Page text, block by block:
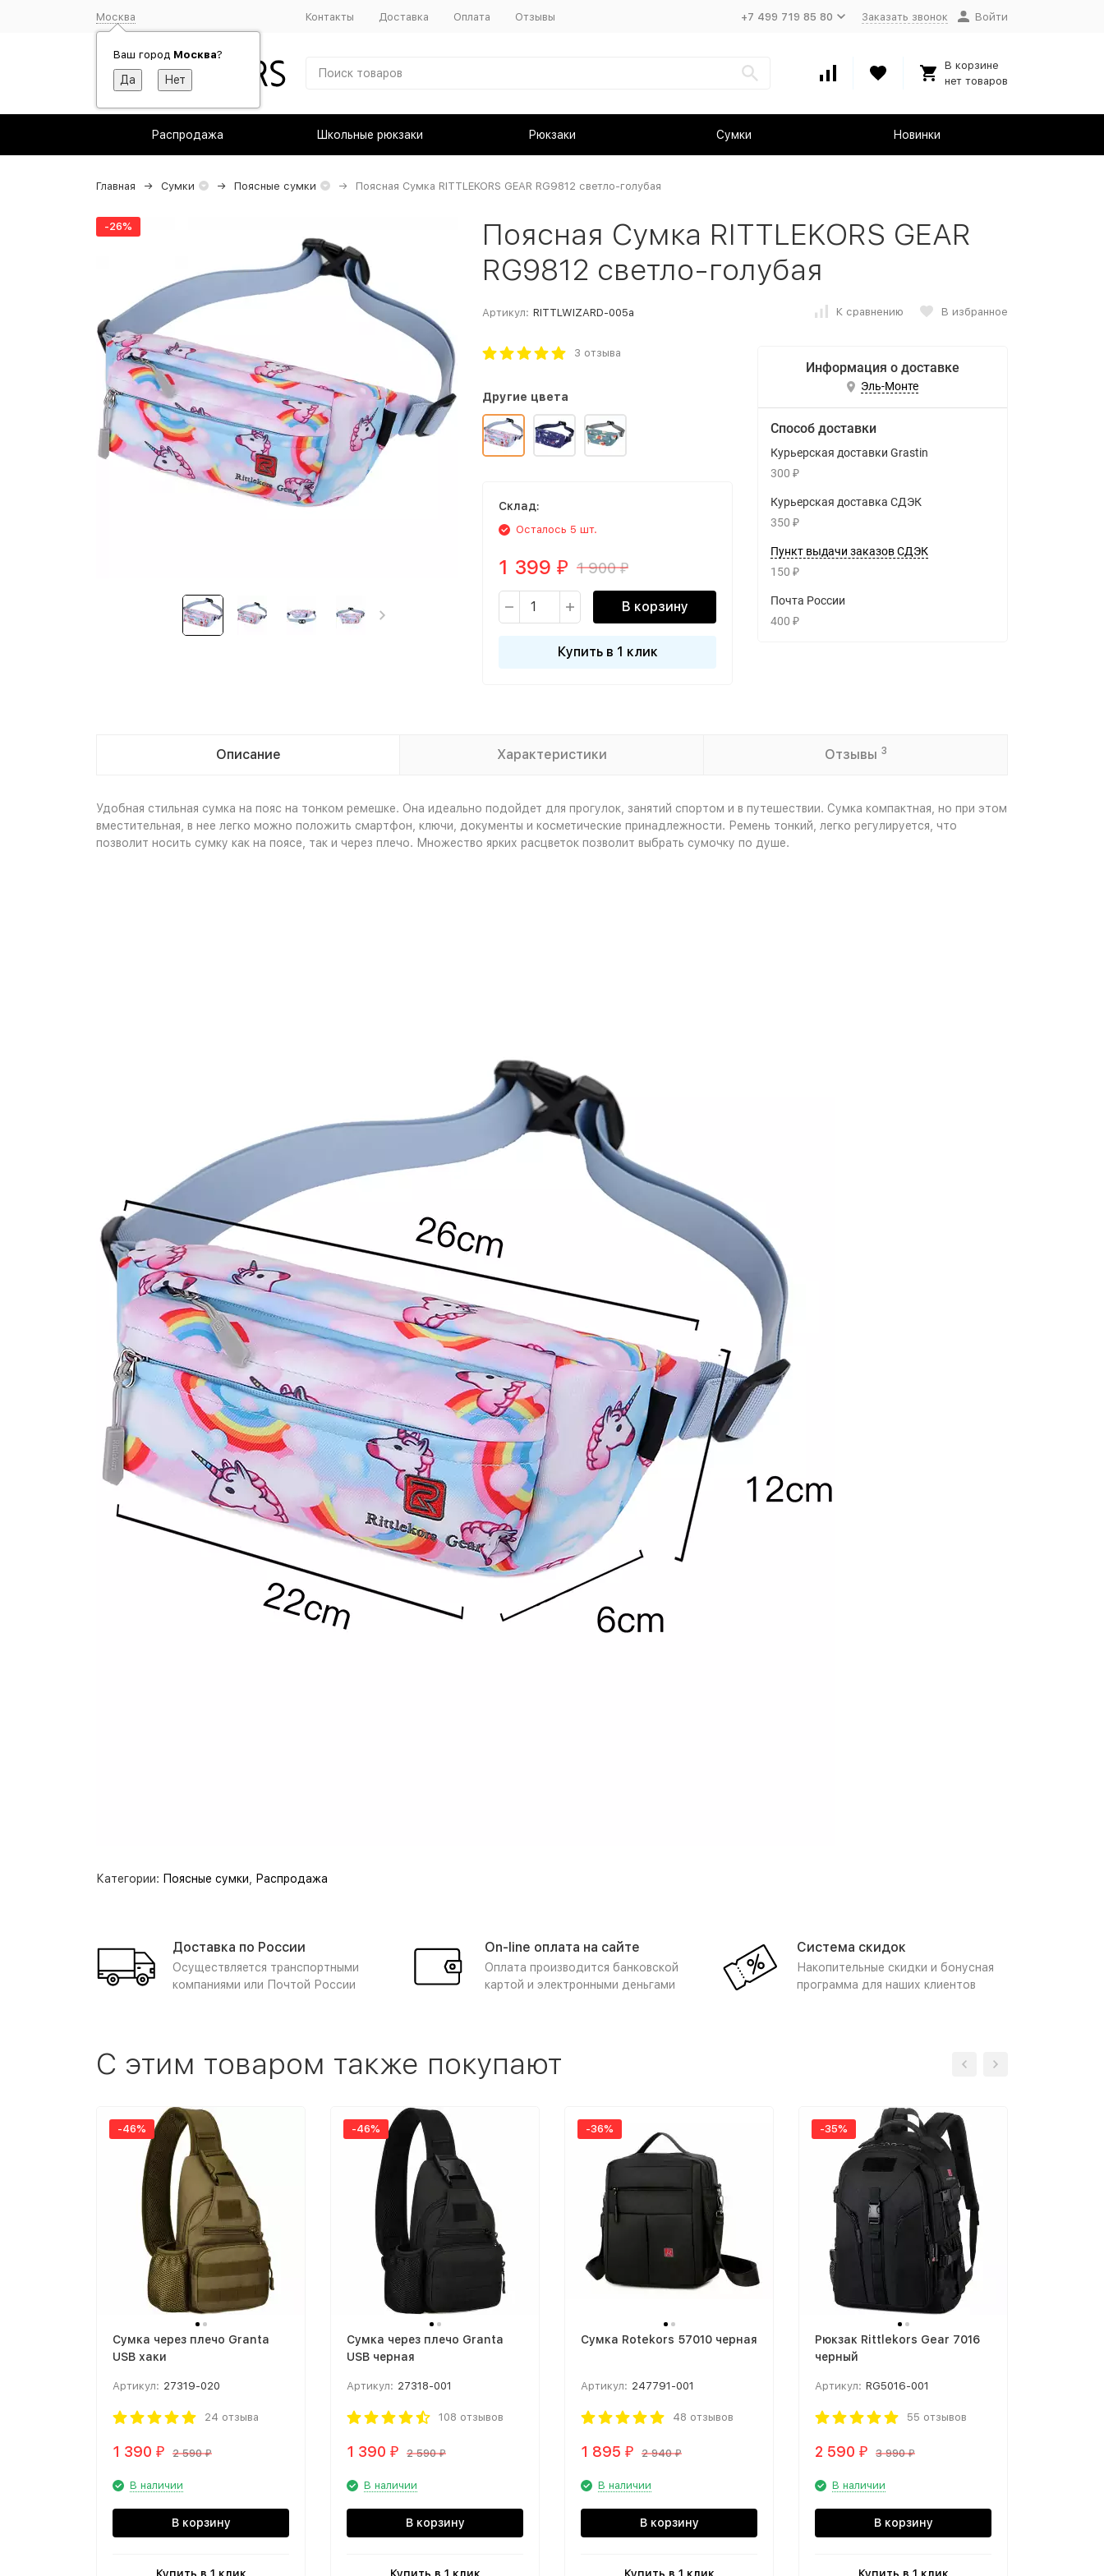
Москва
Ваш город Москва?
Контакты Доставка Оплата Отзывы +7 499 719 85 80 Заказать звонок Войти
В корзине
нет товаров
Распродажа Школьные рюкзаки Рюкзаки Сумки Новинки
Главная Сумки Поясные сумки Поясная Сумка RITTLEKORS GEAR RG9812 светло-голубая
-26%
Поясная Сумка RITTLEKORS GEAR
RG9812 светло-голубая
Артикул: RITTLWIZARD-005a К сравнению В избранное
3 отзыва
Другие цвета
Склад:
Осталось 5 шт.
1 399 ₽ 1 900₽
В корзину
Купить в 1 клик
Информация о доставке
Эль-Монте
Способ доставки
Курьерская доставки Grastin
300 ₽
Курьерская доставка СДЭК
350 ₽
Пункт выдачи заказов СДЭК
150 ₽
Почта России
400 ₽
Описание Характеристики Отзывы 3
Удобная стильная сумка на пояс на тонком ремешке. Она идеально подойдет для прогулок, занятий спортом и в путешествии. Сумка компактная, но при этом
вместительная, в нее легко можно положить смартфон, ключи, документы и косметические принадлежности. Ремень тонкий, легко регулируется, что
позволит носить сумку как на поясе, так и через плечо. Множество ярких расцветок позволит выбрать сумочку по душе.
Категории: Поясные сумки Распродажа
Доставка по России
Осуществляется транспортными
компаниями или Почтой России
On-line оплата на сайте
Оплата производится банковской
картой и электронными деньгами
Система скидок
Накопительные скидки и бонусная
программа для наших клиентов
С этим товаром также покупают
-46%
Cумка через плечо Granta
USB хаки
Артикул: 27319-020
24 отзыва
1 390 ₽ 2 590₽
В наличии
В корзину
-46%
Cумка через плечо Granta
USB черная
Артикул: 27318-001
108 отзывов
1 390 ₽ 2 590₽
В наличии
В корзину
-36%
Сумка Rotekors 57010 черная
Артикул: 247791-001
48 отзывов
1 895 ₽ 2 940₽
В наличии
В корзину
-35%
Рюкзак Rittlekors Gear 7016
черный
Артикул: RG5016-001
55 отзывов
2 590 ₽ 3 990₽
В наличии
В корзину